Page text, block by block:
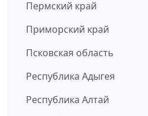
Пермский край
Приморский край
Псковская область
Республика Адыгея
Республика Алтай